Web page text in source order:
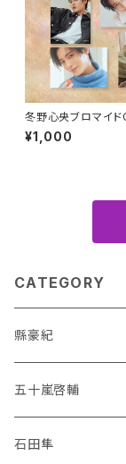
冬野心央ブロマイド
¥1,000
CATEGORY
縣豪紀
五十嵐啓輔
石田隼